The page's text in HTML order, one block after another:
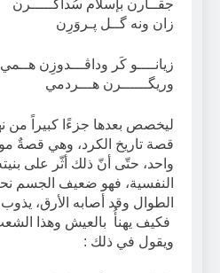
جڤــارن بإسلام
زان ونه گــل پـروَرِن
زيانــــو كَر
وريگــــــرن هـــردمي
ليخصص بعدها جزءًا كبيراً من
قصة تاريخ الكرد، وهي قصةٌ
واحد، حتّى أنّ ذلك أثّر على
النفسية، فهو ضعيف الجسم
الطوال وقد أصابه الأرق،
فكيف يهنأُ بالعيش وهذا
ويقول في ذلك :